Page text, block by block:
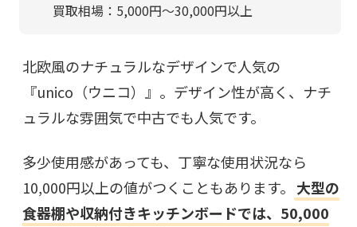
買取相場：5,000円〜30,000円以上
北欧風のナチュラルなデザインで人気の
『unico（ウニコ）』。デザイン性が高く、ナチ
ュラルな雰囲気で中古でも人気です。
多少使用感があっても、丁寧な使用状況なら
10,000円以上の値がつくこともあります。 大型の
食器棚や収納付きキッチンボードでは、50,000